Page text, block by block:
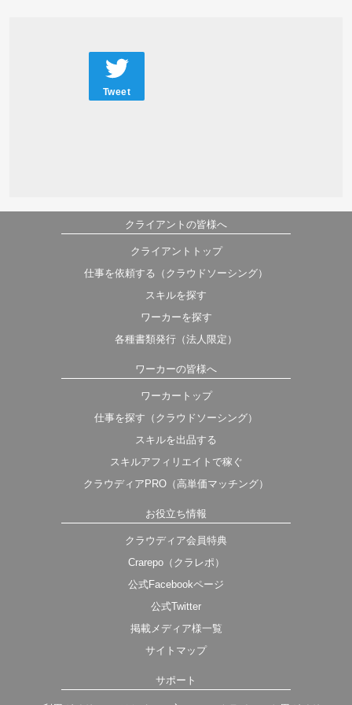
Tweet
クライアントの皆様へ
クライアントトップ
仕事を依頼する（クラウドソーシング）
スキルを探す
ワーカーを探す
各種書類発行（法人限定）
ワーカーの皆様へ
ワーカートップ
仕事を探す（クラウドソーシング）
スキルを出品する
スキルアフィリエイトで稼ぐ
クラウディアPRO（高単価マッチング）
お役立ち情報
クラウディア会員特典
Crarepo（クラレポ）
公式Facebookページ
公式Twitter
掲載メディア様一覧
サイトマップ
サポート